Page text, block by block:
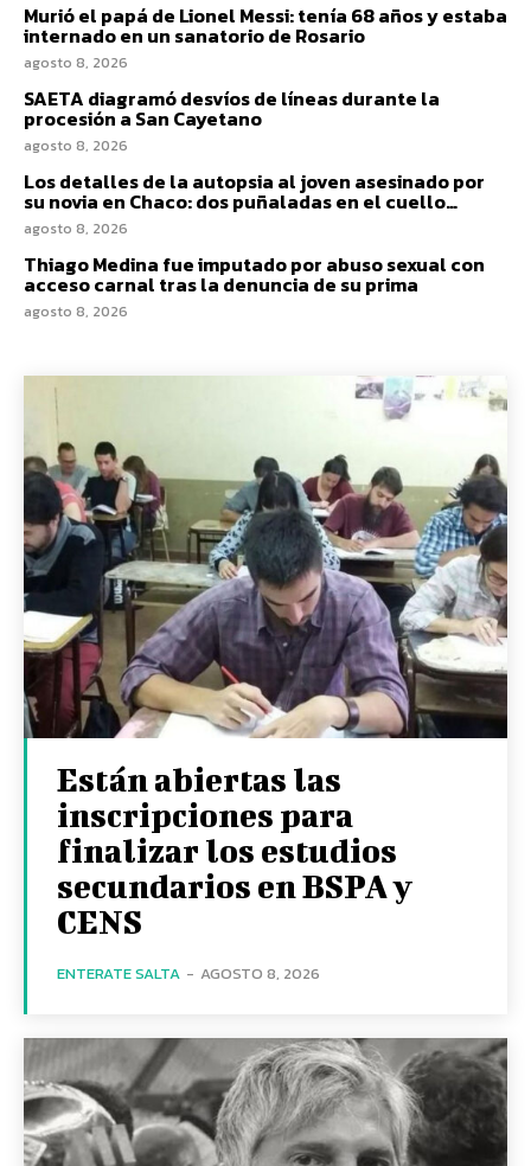
Murió el papá de Lionel Messi: tenía 68 años y estaba
internado en un sanatorio de Rosario
agosto 8, 2026
SAETA diagramó desvíos de líneas durante la
procesión a San Cayetano
agosto 8, 2026
Los detalles de la autopsia al joven asesinado por
su novia en Chaco: dos puñaladas en el cuello…
agosto 8, 2026
Thiago Medina fue imputado por abuso sexual con
acceso carnal tras la denuncia de su prima
agosto 8, 2026
Están abiertas las
inscripciones para
finalizar los estudios
secundarios en BSPA y
CENS
ENTERATE SALTA - AGOSTO 8, 2026